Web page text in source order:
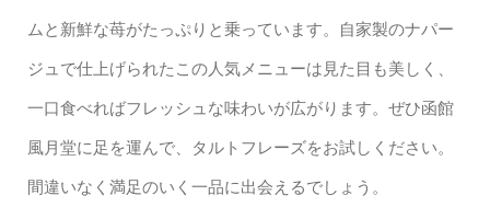
ムと新鮮な苺がたっぷりと乗っています。自家製のナパー
ジュで仕上げられたこの人気メニューは見た目も美しく、
一口食べればフレッシュな味わいが広がります。ぜひ函館
風月堂に足を運んで、タルトフレーズをお試しください。
間違いなく満足のいく一品に出会えるでしょう。